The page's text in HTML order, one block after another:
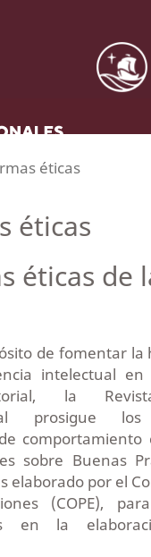
éticas
éticas
éticas de
de fomentar la
intelectual
la
prosigue los
comportamiento
sobre Buenas
elaborado por el
(COPE),
en la